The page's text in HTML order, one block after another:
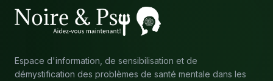
Espace d'information, de sensibilisation et de
démystification des problèmes de santé mentale dans les